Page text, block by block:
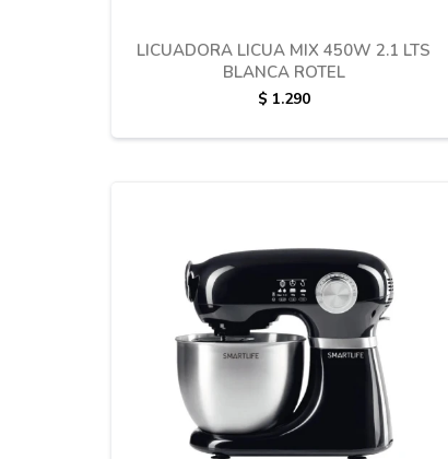
LICUADORA LICUA MIX 450W 2.1 LTS
BLANCA ROTEL
$ 1.290